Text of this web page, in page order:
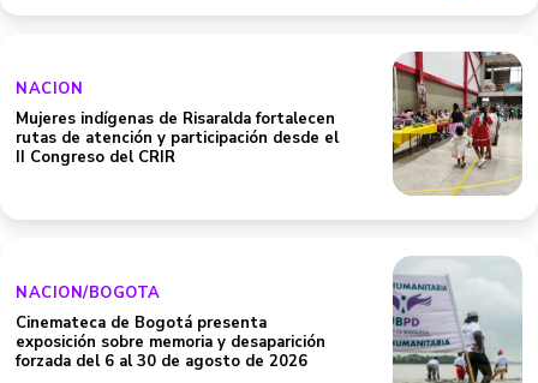
NACION
Mujeres indígenas de Risaralda fortalecen
rutas de atención y participación desde el
II Congreso del CRIR
NACION/BOGOTA
Cinemateca de Bogotá presenta
exposición sobre memoria y desaparición
forzada del 6 al 30 de agosto de 2026